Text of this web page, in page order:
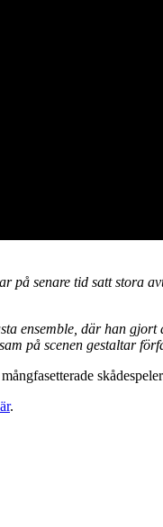
på senare tid satt stora
ensemble, där han
på scenen gestaltar
.